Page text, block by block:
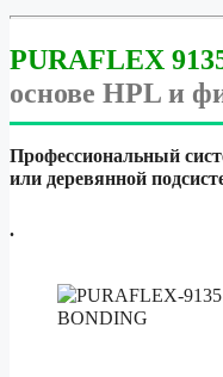
PURAFLEX
основе HPL и
Профессиональный
или деревянной
.